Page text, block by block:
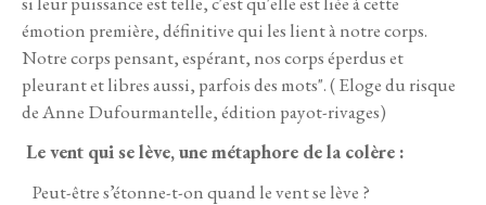
émotion première, définitive qui les lient à notre corps.
Notre corps pensant, espérant, nos corps éperdus et
pleurant et libres aussi, parfois des mots". ( Eloge du risque
de Anne Dufourmantelle, édition payot-rivages)
Le vent qui se lève, une métaphore de la colère :
Peut-être s’étonne-t-on quand le vent se lève ?